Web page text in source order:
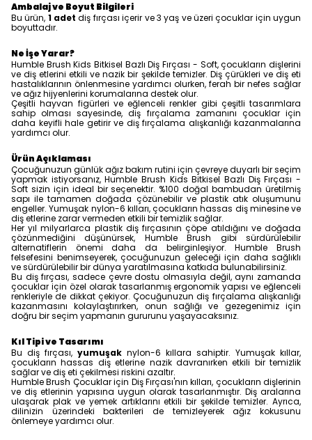
Ambalaj ve Boyut Bilgileri
Bu ürün, 1 adet diş fırçası içerir ve 3 yaş ve üzeri çocuklar için uygun
boyuttadır.
Ne İşe Yarar?
Humble Brush Kids Bitkisel Bazlı Diş Fırçası - Soft, çocukların dişlerini
ve diş etlerini etkili ve nazik bir şekilde temizler. Diş çürükleri ve diş eti
hastalıklarının önlenmesine yardımcı olurken, ferah bir nefes sağlar
ve ağız hijyenlerini korumalarına destek olur.
Çeşitli hayvan figürleri ve eğlenceli renkler gibi çeşitli tasarımlara
sahip olması sayesinde, diş fırçalama zamanını çocuklar için
daha keyifli hale getirir ve diş fırçalama alışkanlığı kazanmalarına
yardımcı olur.
Ürün Açıklaması
Çocuğunuzun günlük ağız bakım rutini için çevreye duyarlı bir seçim
yapmak istiyorsanız, Humble Brush Kids Bitkisel Bazlı Diş Fırçası -
Soft sizin için ideal bir seçenektir. %100 doğal bambudan üretilmiş
sapı ile tamamen doğada çözünebilir ve plastik atık oluşumunu
engeller. Yumuşak nylon-6 kılları, çocukların hassas diş minesine ve
diş etlerine zarar vermeden etkili bir temizlik sağlar.
Her yıl milyarlarca plastik diş fırçasının çöpe atıldığını ve doğada
çözünmediğini düşünürsek, Humble Brush gibi sürdürülebilir
alternatiflerin önemi daha da belirginleşiyor. Humble Brush
felsefesini benimseyerek, çocuğunuzun geleceği için daha sağlıklı
ve sürdürülebilir bir dünya yaratılmasına katkıda bulunabilirsiniz.
Bu diş fırçası, sadece çevre dostu olmasıyla değil, aynı zamanda
çocuklar için özel olarak tasarlanmış ergonomik yapısı ve eğlenceli
renkleriyle de dikkat çekiyor. Çocuğunuzun diş fırçalama alışkanlığı
kazanmasını kolaylaştırırken, onun sağlığı ve gezegenimiz için
doğru bir seçim yapmanın gururunu yaşayacaksınız.
Kıl Tipi ve Tasarımı
Bu diş fırçası, yumuşak nylon-6 kıllara sahiptir. Yumuşak kıllar,
çocukların hassas diş etlerine nazik davranırken etkili bir temizlik
sağlar ve diş eti çekilmesi riskini azaltır.
Humble Brush Çocuklar için Diş Fırçası'nın kılları, çocukların dişlerinin
ve diş etlerinin yapısına uygun olarak tasarlanmıştır. Diş aralarına
ulaşarak plak ve yemek artıklarını etkili bir şekilde temizler. Ayrıca,
dilinizin üzerindeki bakterileri de temizleyerek ağız kokusunu
önlemeye yardımcı olur.